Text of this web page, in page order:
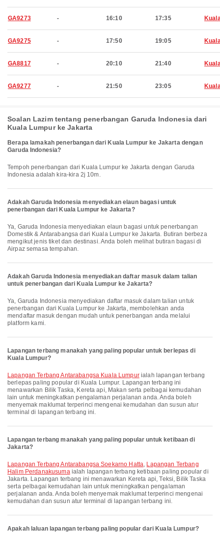
GA9273 - 16:10 17:35
GA9275 - 17:50 19:05
GA8817 - 20:10 21:40
GA9277 - 21:50 23:05
Soalan Lazim tentang penerbangan Garuda Indonesia dari
Kuala Lumpur ke Jakarta
Berapa lamakah penerbangan dari Kuala Lumpur ke Jakarta dengan
Garuda Indonesia?
Tempoh penerbangan dari Kuala Lumpur ke Jakarta dengan Garuda
Indonesia adalah kira-kira 2j 10m.
Adakah Garuda Indonesia menyediakan elaun bagasi untuk
penerbangan dari Kuala Lumpur ke Jakarta?
Ya, Garuda Indonesia menyediakan elaun bagasi untuk penerbangan
Domestik & Antarabangsa dari Kuala Lumpur ke Jakarta. Butiran berbeza
mengikut jenis tiket dan destinasi. Anda boleh melihat butiran bagasi di
Airpaz semasa tempahan.
Adakah Garuda Indonesia menyediakan daftar masuk dalam talian
untuk penerbangan dari Kuala Lumpur ke Jakarta?
Ya, Garuda Indonesia menyediakan daftar masuk dalam talian untuk
penerbangan dari Kuala Lumpur ke Jakarta, membolehkan anda
mendaftar masuk dengan mudah untuk penerbangan anda melalui
platform kami.
Lapangan terbang manakah yang paling popular untuk berlepas di
Kuala Lumpur?
Lapangan Terbang Antarabangsa Kuala Lumpurialah lapangan terbang
berlepas paling popular di Kuala Lumpur. Lapangan terbang ini
menawarkan Bilik Taska, Kereta api, Makan serta pelbagai kemudahan
lain untuk meningkatkan pengalaman perjalanan anda. Anda boleh
menyemak maklumat terperinci mengenai kemudahan dan susun atur
terminal di lapangan terbang ini.
Lapangan terbang manakah yang paling popular untuk ketibaan di
Jakarta?
Lapangan Terbang Antarabangsa Soekarno Hatta, Lapangan Terbang
Halim Perdanakusumaialah lapangan terbang ketibaan paling popular di
Jakarta. Lapangan terbang ini menawarkan Kereta api, Teksi, Bilik Taska
serta pelbagai kemudahan lain untuk meningkatkan pengalaman
perjalanan anda. Anda boleh menyemak maklumat terperinci mengenai
kemudahan dan susun atur terminal di lapangan terbang ini.
Apakah laluan lapangan terbang paling popular dari Kuala Lumpur?